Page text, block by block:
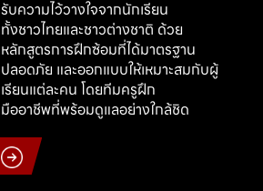
รับความไว้วางใจจากนักเรียน
ทั้งชาวไทยและชาวต่างชาติ ด้วย
หลักสูตรการฝึกซ้อมที่ได้มาตรฐาน
ปลอดภัย และออกแบบให้เหมาะสมกับผู้
เรียนแต่ละคน โดยทีมครูฝึก
มืออาชีพที่พร้อมดูแลอย่างใกล้ชิด